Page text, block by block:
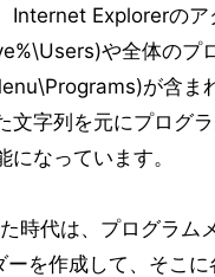
Internet Explorerのア
や全体のプ
が含ま
文字列を元にプログ
なっています。
時代は、プログラム
を作成して、そこ